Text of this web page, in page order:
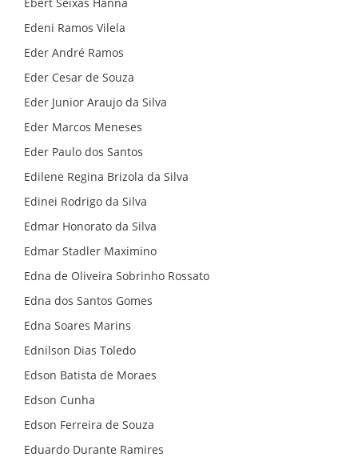
Edeni Ramos Vilela
Eder André Ramos
Eder Cesar de Souza
Eder Junior Araujo da Silva
Eder Marcos Meneses
Eder Paulo dos Santos
Edilene Regina Brizola da Silva
Edinei Rodrigo da Silva
Edmar Honorato da Silva
Edmar Stadler Maximino
Edna de Oliveira Sobrinho Rossato
Edna dos Santos Gomes
Edna Soares Marins
Ednilson Dias Toledo
Edson Batista de Moraes
Edson Cunha
Edson Ferreira de Souza
Eduardo Durante Ramires